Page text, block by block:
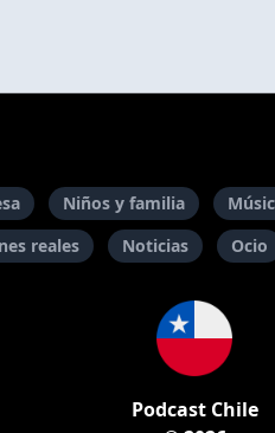
Niños y familia
reales Noticias Ocio
Podcast Chile